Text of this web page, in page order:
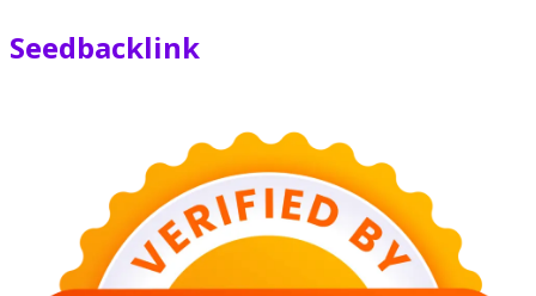
Seedbacklink